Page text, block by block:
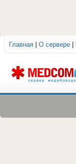
Главная О сервере